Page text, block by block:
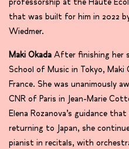
professorship at the Haute
that was built for him in 2022
Wiedmer.
Maki Okada After finishing her
School of Music in Tokyo, Maki
France. She was unanimously
CNR of Paris in Jean-Marie
Elena Rozanova’s guidance
returning to Japan, she
pianist in recitals, with